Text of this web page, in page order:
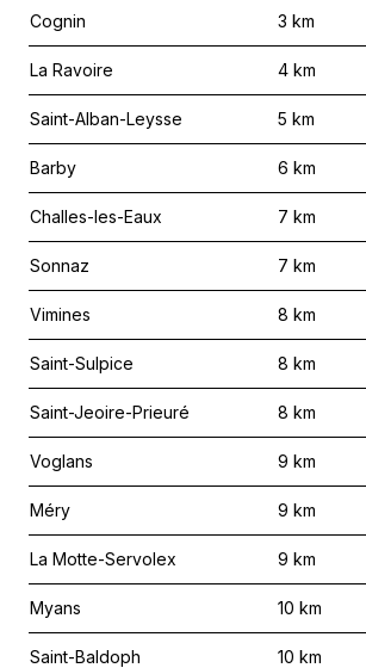
Cognin 3 km
La Ravoire 4 km
Saint-Alban-Leysse 5 km
Barby 6 km
Challes-les-Eaux 7 km
Sonnaz 7 km
Vimines 8 km
Saint-Sulpice 8 km
Saint-Jeoire-Prieuré 8 km
Voglans 9 km
Méry 9 km
La Motte-Servolex 9 km
Myans 10 km
Saint-Baldoph 10 km